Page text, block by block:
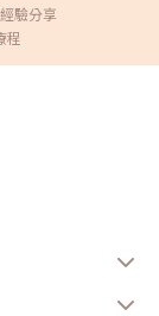
驗分享
程